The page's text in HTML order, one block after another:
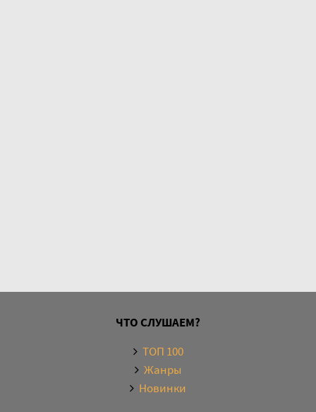
ЧТО СЛУШАЕМ?
ТОП 100
Жанры
Новинки